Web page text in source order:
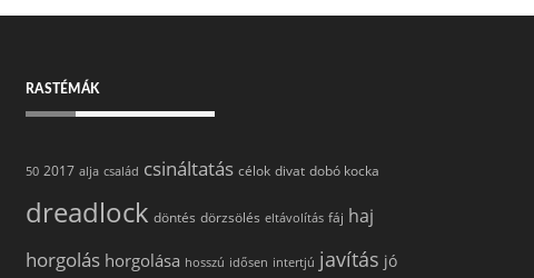
RASTÉMÁK
50 2017 alja család csináltatás célok divat dobó kocka
dreadlock döntés dörzsölés eltávolítás fáj haj
horgolás horgolása hosszú idősen intertjú javítás jó